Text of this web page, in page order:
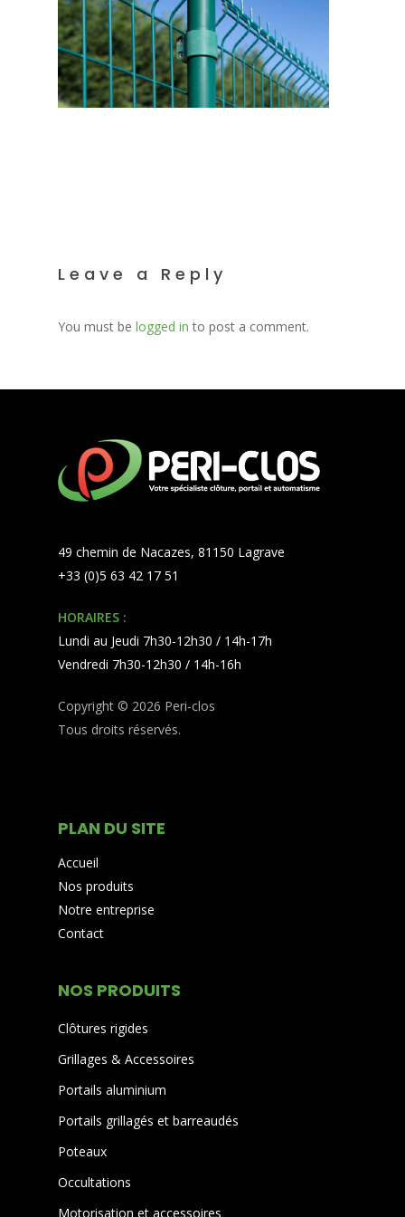
Leave a Reply
You must be logged in to post a comment.
49 chemin de Nacazes, 81150 Lagrave
+33 (0)5 63 42 17 51
HORAIRES :
Lundi au Jeudi 7h30-12h30 / 14h-17h
Vendredi 7h30-12h30 / 14h-16h
Copyright © 2026 Peri-clos
Tous droits réservés.
PLAN DU SITE
Accueil
Nos produits
Notre entreprise
Contact
NOS PRODUITS
Clôtures rigides
Grillages & Accessoires
Portails aluminium
Portails grillagés et barreaudés
Poteaux
Occultations
Motorisation et accessoires